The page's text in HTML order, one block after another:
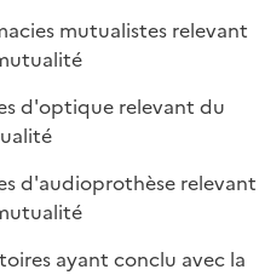
mutualistes relevant
d'optique relevant du
d'audioprothèse relevant
ayant conclu avec la